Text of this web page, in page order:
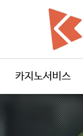
카지노서비스